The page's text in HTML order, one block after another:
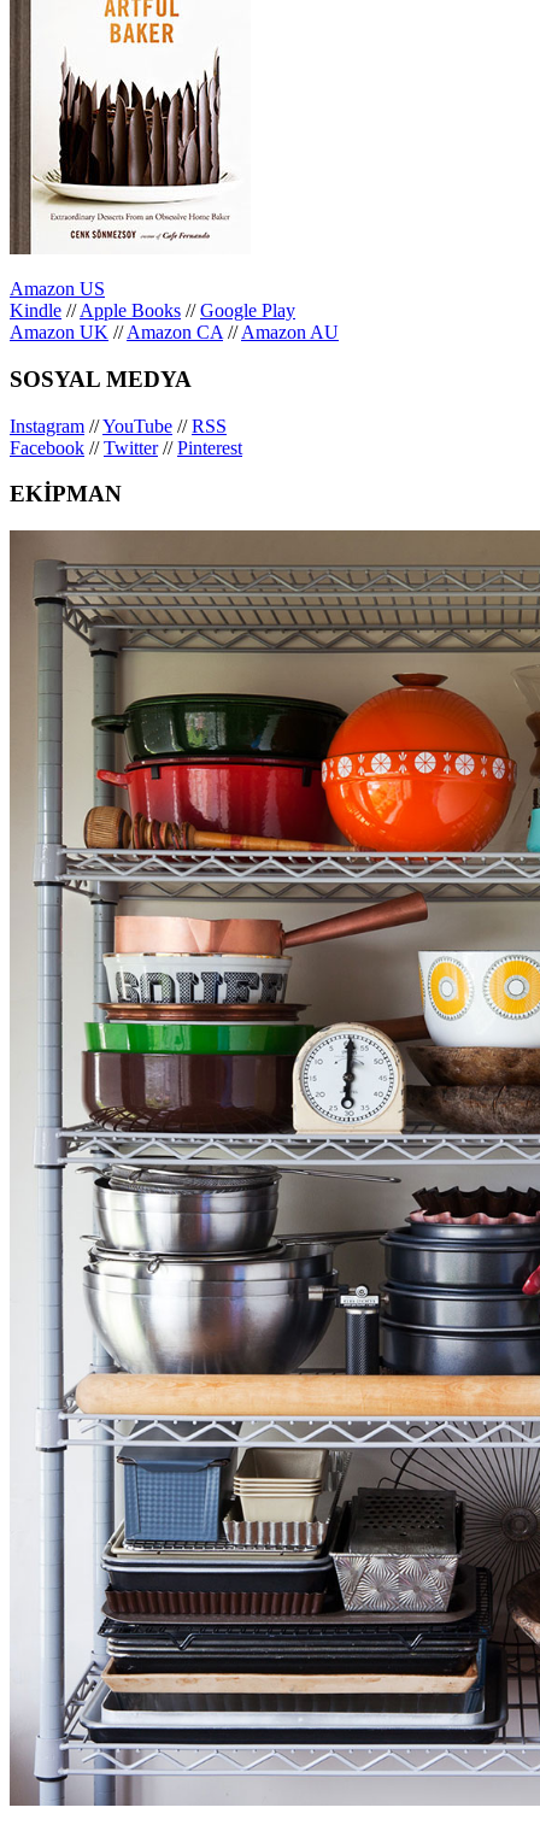
Amazon US
Kindle //Apple Books //Google Play
Amazon UK //Amazon CA //Amazon AU
SOSYAL MEDYA
Instagram //YouTube //RSS
Facebook //Twitter//Pinterest
EKİPMAN